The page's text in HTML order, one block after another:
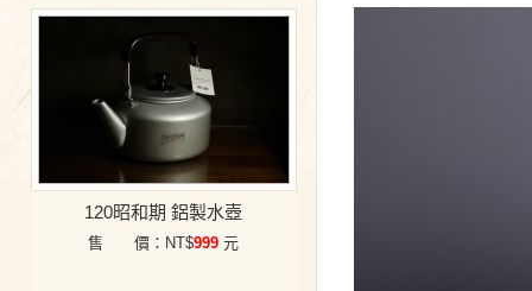
120昭和期 鋁製水壺
售 價：NT$999 元